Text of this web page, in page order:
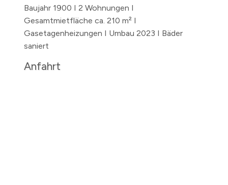
Baujahr 1900 I 2 Wohnungen I
Gesamtmietfläche ca. 210 m² I
Gasetagenheizungen I Umbau 2023 I Bäder
saniert
Anfahrt